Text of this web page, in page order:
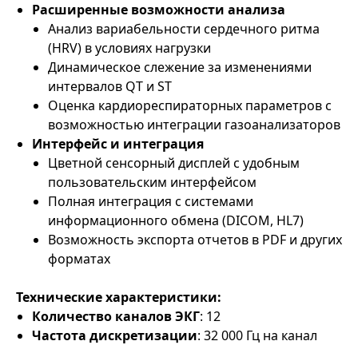
Расширенные возможности анализа
Анализ вариабельности сердечного ритма
(HRV) в условиях нагрузки
Динамическое слежение за изменениями
интервалов QT и ST
Оценка кардиореспираторных параметров с
возможностью интеграции газоанализаторов
Интерфейс и интеграция
Цветной сенсорный дисплей с удобным
пользовательским интерфейсом
Полная интеграция с системами
информационного обмена (DICOM, HL7)
Возможность экспорта отчетов в PDF и других
форматах
Технические характеристики:
Количество каналов ЭКГ: 12
Частота дискретизации: 32 000 Гц на канал